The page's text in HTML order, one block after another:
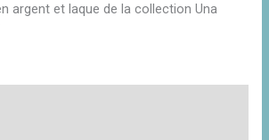
argent et laque de la collection Una